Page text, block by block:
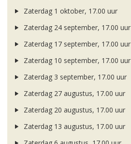
Zaterdag 1 oktober, 17.00 uur
Zaterdag 24 september, 17.00 uur
Zaterdag 17 september, 17.00 uur
Zaterdag 10 september, 17.00 uur
Zaterdag 3 september, 17.00 uur
Zaterdag 27 augustus, 17.00 uur
Zaterdag 20 augustus, 17.00 uur
Zaterdag 13 augustus, 17.00 uur